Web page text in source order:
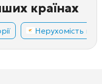
країнах
Нерухомість на